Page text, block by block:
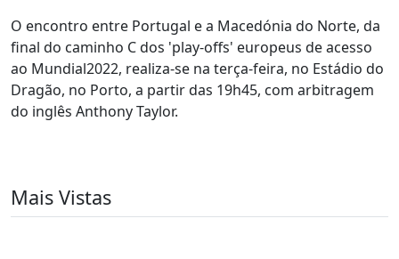
O encontro entre Portugal e a Macedónia do Norte, da
final do caminho C dos 'play-offs' europeus de acesso
ao Mundial2022, realiza-se na terça-feira, no Estádio do
Dragão, no Porto, a partir das 19h45, com arbitragem
do inglês Anthony Taylor.
Mais Vistas